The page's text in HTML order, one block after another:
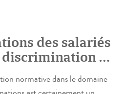
des salariés
et
d’arrêts extrait
normative dans le domaine